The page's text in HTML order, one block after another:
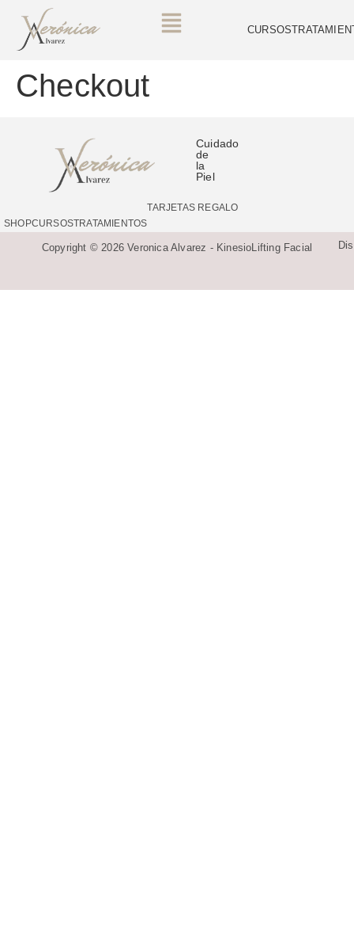
CURSOS
Checkout
Cuidado
de
la
Piel
SHOPCURSOSTRATAMIENTOS
TARJETAS REGALO
Copyright © 2026 Veronica Alvarez - KinesioLifting Facial